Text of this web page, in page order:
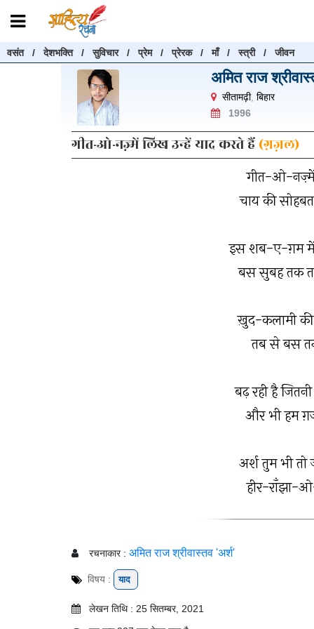
वसंत/देशभक्ति/सुविचार/प्रेम/प्रेरक/माँ/स्त्री/जीवन
अमित राज
सीतामढ़ी, बिहार
1996
गीत-ओ-नज़्में लिख उन्हें याद करते हैं(ग़ज़ल)
गीत-ओ-नज़्में
चाय की
इस शब-ए-ग़म में
बस सुबह तक
ख़ुद-कलामी
तब से बस
बढ़ रही है
और भी हम
अर्श तुम भी तो
हीर-राँझा-
रचनाकार : अमित राज श्रीवास्तव 'अर्श'
विषय : याद
लेखन तिथि : 25 सितम्बर, 2021
रचनाएँ खोजें
रचनाएँ खोजने के लिए नीचे दी गई बॉक्स में हिन्दी में लिखें और "खोजें"
खोजें